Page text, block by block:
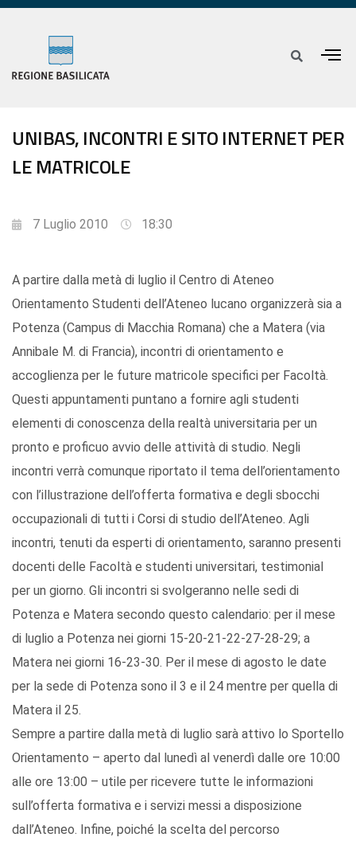
UNIBAS, INCONTRI E SITO INTERNET PER
LE MATRICOLE
7 Luglio 2010 18:30
A partire dalla metà di luglio il Centro di Ateneo
Orientamento Studenti dell’Ateneo lucano organizzerà sia a
Potenza (Campus di Macchia Romana) che a Matera (via
Annibale M. di Francia), incontri di orientamento e
accoglienza per le future matricole specifici per Facoltà.
Questi appuntamenti puntano a fornire agli studenti
elementi di conoscenza della realtà universitaria per un
pronto e proficuo avvio delle attività di studio. Negli
incontri verrà comunque riportato il tema dell’orientamento
con l’illustrazione dell’offerta formativa e degli sbocchi
occupazionali di tutti i Corsi di studio dell’Ateneo. Agli
incontri, tenuti da esperti di orientamento, saranno presenti
docenti delle Facoltà e studenti universitari, testimonial
per un giorno. Gli incontri si svolgeranno nelle sedi di
Potenza e Matera secondo questo calendario: per il mese
di luglio a Potenza nei giorni 15-20-21-22-27-28-29; a
Matera nei giorni 16-23-30. Per il mese di agosto le date
per la sede di Potenza sono il 3 e il 24 mentre per quella di
Matera il 25.
Sempre a partire dalla metà di luglio sarà attivo lo Sportello
Orientamento – aperto dal lunedì al venerdì dalle ore 10:00
alle ore 13:00 – utile per ricevere tutte le informazioni
sull’offerta formativa e i servizi messi a disposizione
dall’Ateneo. Infine, poiché la scelta del percorso